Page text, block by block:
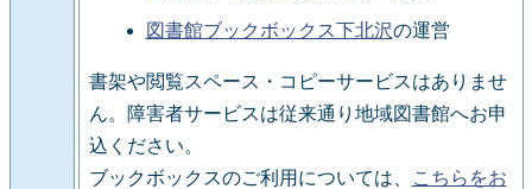
図書館ブックボックス下北沢の運営
書架や閲覧スペース・コピーサービスはありませ
ん。障害者サービスは従来通り地域図書館へお申
込ください。
ブックボックスのご利用については、
こちらをお